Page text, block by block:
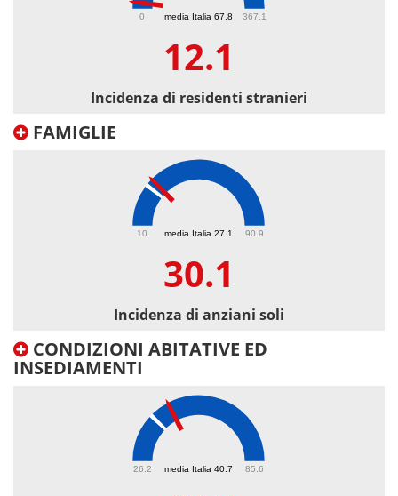
media Italia 67.8
0 367.1
12.1
Incidenza di residenti stranieri
FAMIGLIE
media Italia 27.1
10 90.9
30.1
Incidenza di anziani soli
CONDIZIONI ABITATIVE ED
INSEDIAMENTI
media Italia 40.7
26.2 85.6